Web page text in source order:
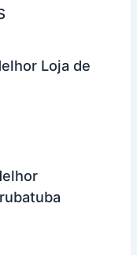
Loja de